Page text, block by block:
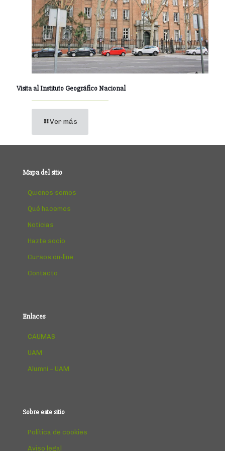
Visita al Instituto Geográfico Nacional
Ver más
Mapa del sitio
Quienes somos
Qué hacemos
Noticias
Hazte socio
Cursos on-line
Contacto
Enlaces
CAUMAS
UAM
Alumni – UAM
Sobre este sitio
Política de cookies
Aviso legal